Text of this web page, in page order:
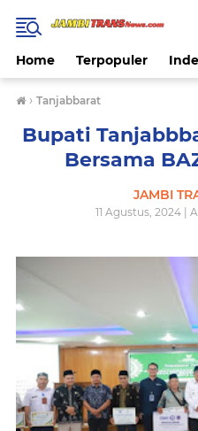
Home Terpopuler
› Tanjabbarat
Bupati
Bersama
JAMBI
11 Agustus, 2024 |